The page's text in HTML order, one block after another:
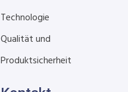
Technologie
Qualität und
Produktsicherheit